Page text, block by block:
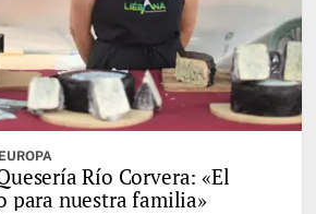
Río Corvera: «El
para nuestra familia»